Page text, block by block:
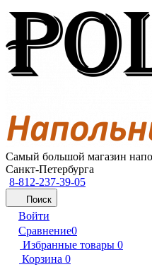
Самый большой магазин
Санкт-Петербурга
8-812-237-39-05
Поиск
Войти
Сравнение0
Избранные товары 0
Корзина 0